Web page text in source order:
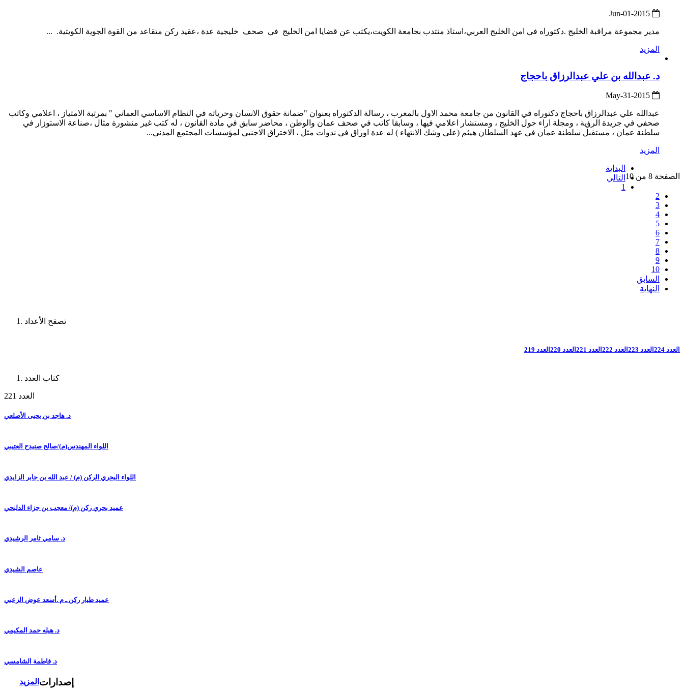
مدير مجموعة مراقبة الخليج .دكتوراه في امن الخليج العربي،استاذ منتدب بجامعة الكويت،يكتب عن قضايا امن الخليج في صحف خليجية عدة ،عقيد ركن متقاعد من القوة الجوية الكويتية. ...
المزيد
د. عبدالله بن علي عبدالرزاق باحجاج
عبدالله علي عبدالرزاق باحجاج دكتوراه في القانون من جامعة محمد الاول بالمغرب ، رسالة الدكتوراه بعنوان "ضمانة حقوق الانسان وحرياته في النظام الاساسي العماني " بمرتبة الامتياز ، اعلامي وكاتب
صحفي في جريدة الرؤية ، ومجلة اراء حول الخليج ، ومستشار اعلامي فيها ، وسابقا كاتب في صحف عمان والوطن ، محاضر سابق في مادة القانون ، له كتب غير منشورة مثال ،صناعة الاستوزار في
سلطنة عمان ، مستقبل سلطنة عمان في عهد السلطان هيثم (على وشك الانتهاء ) له عدة اوراق في ندوات مثل ، الاختراق الاجنبي لمؤسسات المجتمع المدني...
المزيد
الصفحة 8 من 10
البداية
التالي
1
2
3
4
5
6
7
8
9
10
السابق
النهاية
تصفح الأعداد
العدد 224 العدد 223 العدد 222 العدد 221 العدد 220 العدد 219
كتاب العدد
العدد 221
د. هاجد بن يحيى الأصلعي
اللواء المهندس(م)/صالح صنيدح العتيبي
اللواء البحري الركن (م) / عبد الله بن جابر الزايدي
عميد بحري ركن (م)/ معجب بن جزاء الدلبحي
د. سامي ثامر الرشيدي
عاصم الشيدي
عميد طيار ركن ـ م .أسعد عوض الزعبي
د. هيله حمد المكيمي
د. فاطمة الشامسي
المزيد إصدارات